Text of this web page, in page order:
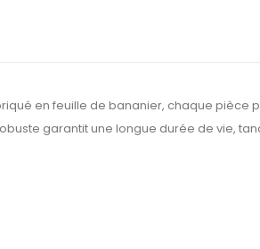
en feuille de bananier, chaque
garantit une longue durée de vie,